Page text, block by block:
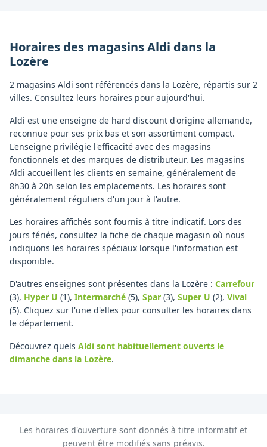
Horaires des magasinsAldi dans la
Lozère
2 magasins Aldi sont référencés dans la Lozère, répartis sur 2
villes. Consultez leurs horaires pour aujourd'hui.
Aldi est une enseigne de hard discount d'origine allemande,
reconnue pour ses prix bas et son assortiment compact.
L'enseigne privilégie l'efficacité avec des magasins
fonctionnels et des marques de distributeur. Les magasins
Aldi accueillent les clients en semaine, généralement de
8h30 à 20h selon les emplacements. Les horaires sont
généralement réguliers d'un jour à l'autre.
Les horaires affichés sont fournis à titre indicatif. Lors des
jours fériés, consultez la fiche de chaque magasin où nous
indiquons les horaires spéciaux lorsque l'information est
disponible.
D'autres enseignes sont présentes dans la Lozère : Carrefour
(3), Hyper U (1), Intermarché (5), Spar (3), Super U (2), Vival
(5). Cliquez sur l'une d'elles pour consulter les horaires dans
le département.
Découvrez quels Aldi sont habituellement ouverts le
dimanche dans la Lozère.
Les horaires d'ouverture sont donnés à titre informatif et
peuvent être modifiés sans préavis.